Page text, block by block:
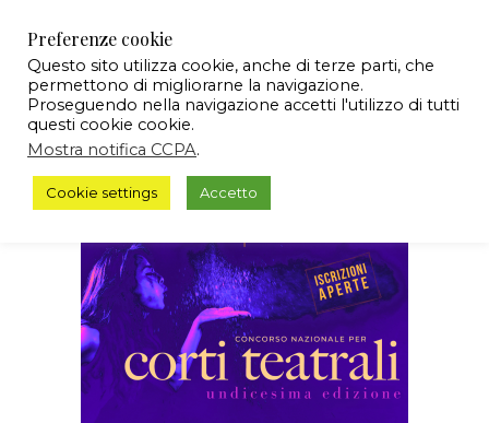
Preferenze cookie
Questo sito utilizza cookie, anche di terze parti, che
permettono di migliorarne la navigazione.
Proseguendo nella navigazione accetti l'utilizzo di tutti
questi cookie cookie.
Mostra notifica CCPA.
Cookie settings Accetto